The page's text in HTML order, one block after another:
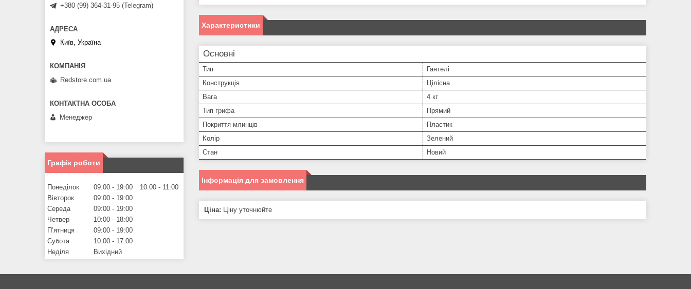
Характеристики
Основні
Тип
Гантелі
Конструкція
Цілісна
Вага
4 кг
Тип грифа
Прямий
Покриття млинців
Пластик
Колір
Зелений
Стан
Новий
Інформація для замовлення
Ціна: Ціну уточнюйте
+380 (99) 364-31-95 (Telegram)
Київ, Україна
Redstore.com.ua
Менеджер
Графік роботи
Понеділок 09:00 19:00 10:00
11:00
Вівторок
09:00
19:00
Середа
09:00
19:00
Четвер
10:00
18:00
Пʼятниця
09:00
19:00
Субота
10:00
17:00
Неділя
Вихідний